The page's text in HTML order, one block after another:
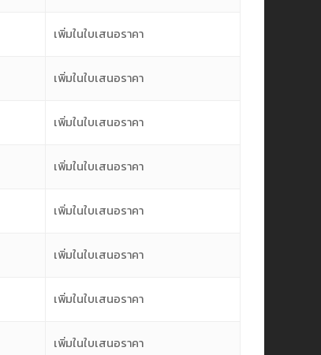
เพิ่มในใบเสนอราคา
เพิ่มในใบเสนอราคา
เพิ่มในใบเสนอราคา
เพิ่มในใบเสนอราคา
เพิ่มในใบเสนอราคา
เพิ่มในใบเสนอราคา
เพิ่มในใบเสนอราคา
เพิ่มในใบเสนอราคา